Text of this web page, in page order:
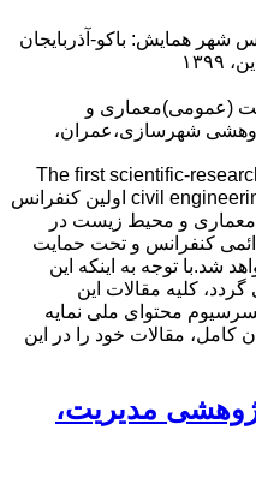
شهر همایش: باكو-آذربايجان
(عمومی)معماری و
شهرسازی،عمران،
The first scientific-
civil engineering, architecture and environment اولین کنفرانس
و محیط زیست در
دبیرخانه دائمی کنفرانس و تحت حمایت
شد.با توجه به اینکه این
کلیه مقالات این
محتوای ملی نمایه
کامل، مقالات خود را در این
مدیریت،